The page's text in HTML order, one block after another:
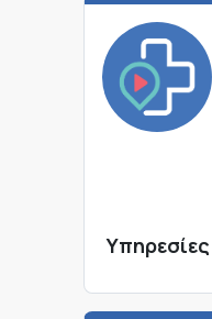
Υπηρεσίες